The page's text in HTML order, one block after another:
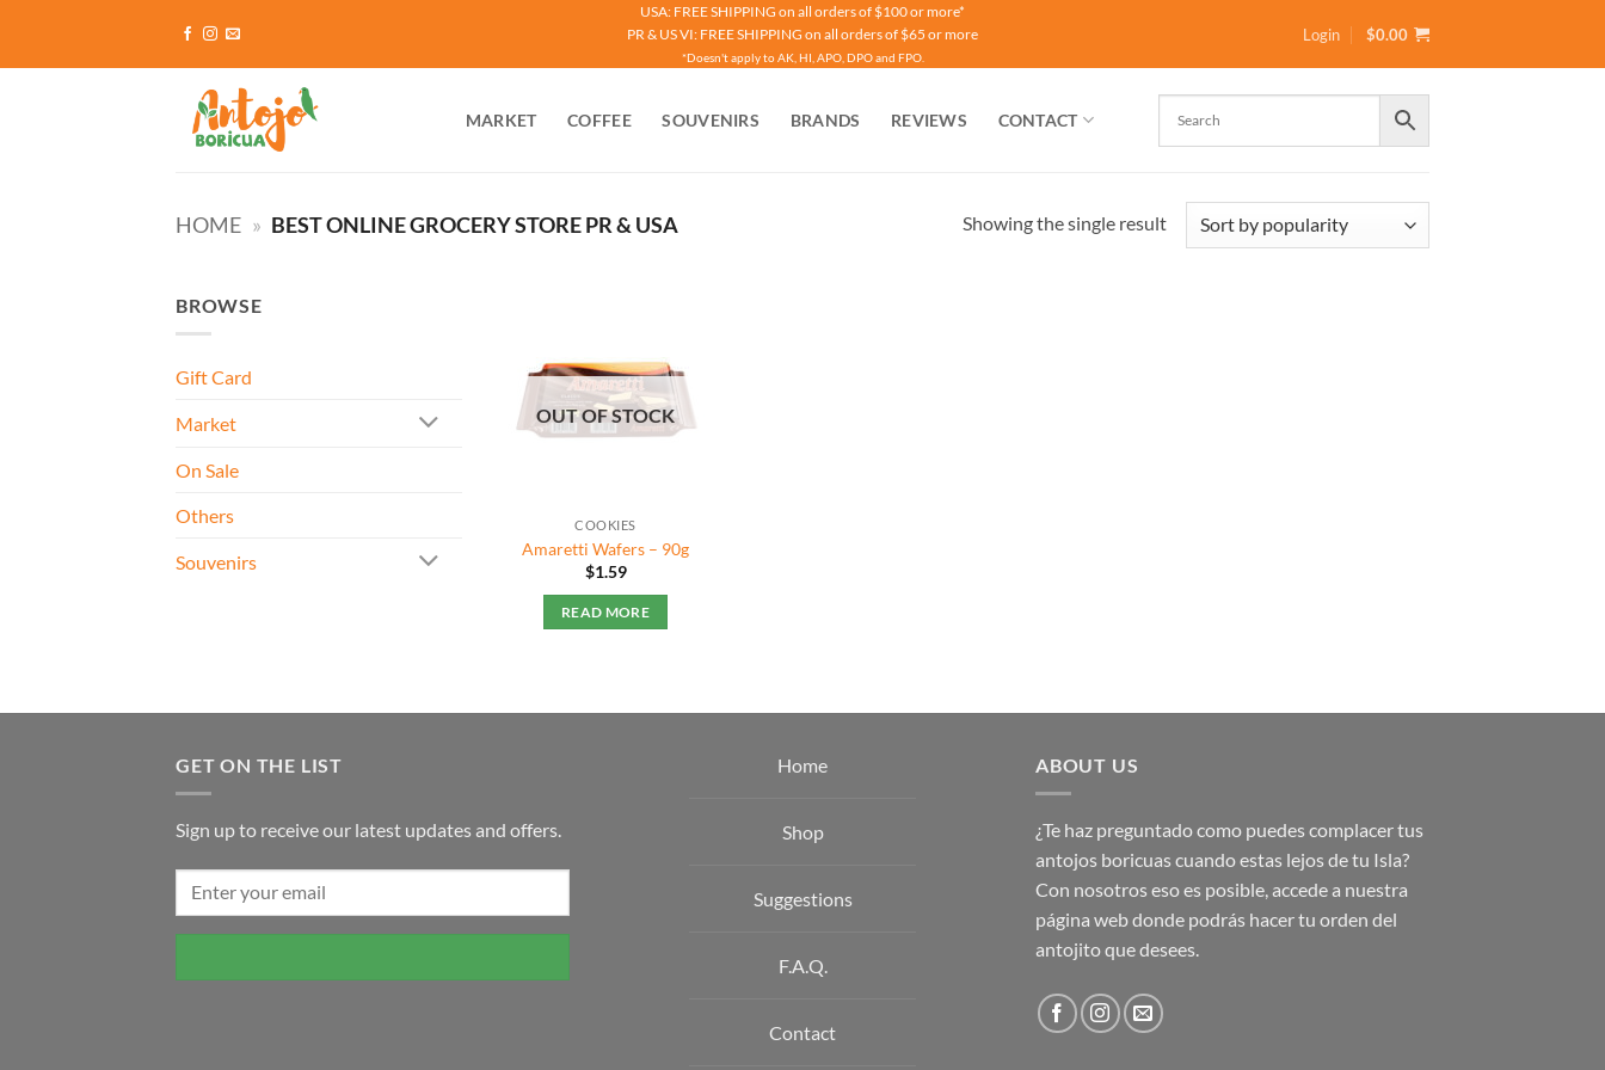
content
USA: FREE SHIPPING on all orders of $100 or more*
PR & US VI: FREE SHIPPING on all orders of $65 or more
*Doesn't apply to AK, HI, APO, DPO and FPO.
Login $0.00
MARKET COFFEE SOUVENIRS BRANDS REVIEWS CONTACT
HOME » BEST ONLINE GROCERY STORE PR & USA Showing the single result
BROWSE
Gift Card
Market
On Sale
Others
Souvenirs
OUT OF STOCK
COOKIES
Amaretti Wafers – 90g
$1.59
READ MORE
GET ON THE LIST
Sign up to receive our latest updates and offers.
Home
Shop
Suggestions
F.A.Q.
Contact
ABOUT US
¿Te haz preguntado como puedes complacer tus
antojos boricuas cuando estas lejos de tu Isla?
Con nosotros eso es posible, accede a nuestra
página web donde podrás hacer tu orden del
antojito que desees.